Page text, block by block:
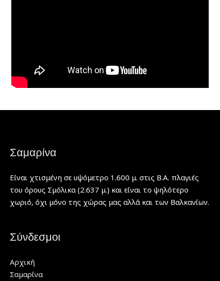
Σαμαρίνα
Είναι χτισμένη σε υψόμετρο 1.600 μ. στις Β.Α. πλαγιές
του όρους Σμόλικα (2.637 μ.) και είναι το ψηλότερο
χωριό, όχι μόνο της χώρας μας αλλά και των Βαλκανίων.
Σύνδεσμοι
Αρχική
Σαμαρίνα